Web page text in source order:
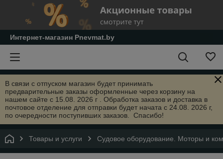
Интернет-магазин Pnevmat.by
В связи с отпуском магазин будет принимать
предварительные заказы оформленные через корзину на
нашем сайте с 15.08. 2026 г . Обработка заказов и доставка в
почтовое отделение для отправки будет начата с 24.08. 2026 г,
по очередности поступивших заказов. Спасибо!
Товары и услуги Судовое оборудование. Моторы и